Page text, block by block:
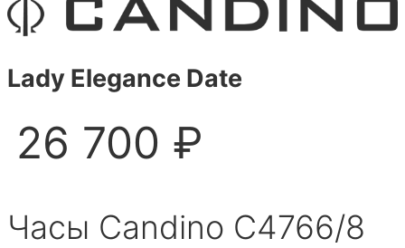
Lady Elegance Date
26 700 ₽
Часы Candino C4766/8